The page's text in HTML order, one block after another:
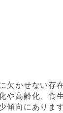
欠かせない存
や高齢化、食
傾向にあります